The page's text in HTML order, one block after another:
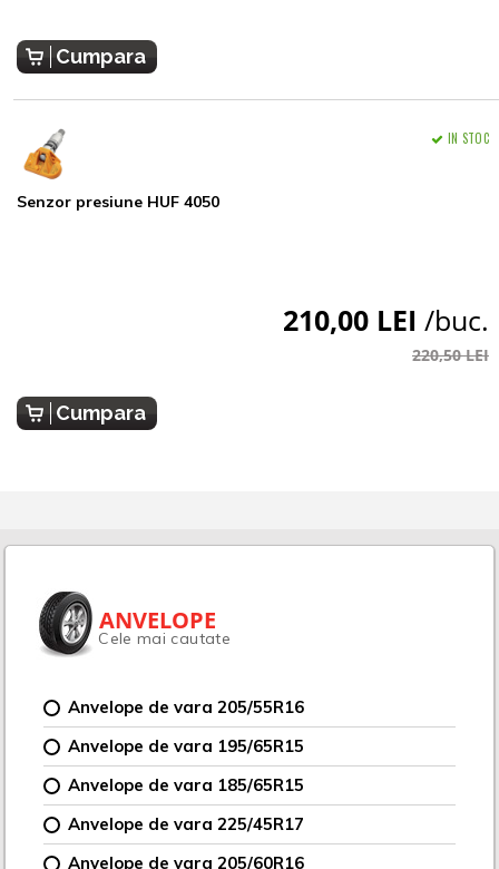
Cumpara
Senzor presiune HUF 4050
IN STOC
210,00 LEI /buc.
220,50 LEI
Cumpara
ANVELOPE
Cele mai cautate
Anvelope de vara 205/55R16
Anvelope de vara 195/65R15
Anvelope de vara 185/65R15
Anvelope de vara 225/45R17
Anvelope de vara 205/60R16